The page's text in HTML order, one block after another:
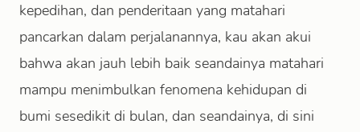
kepedihan, dan penderitaan yang matahari
pancarkan dalam perjalanannya, kau akan akui
bahwa akan jauh lebih baik seandainya matahari
mampu menimbulkan fenomena kehidupan di
bumi sesedikit di bulan, dan seandainya, di sini